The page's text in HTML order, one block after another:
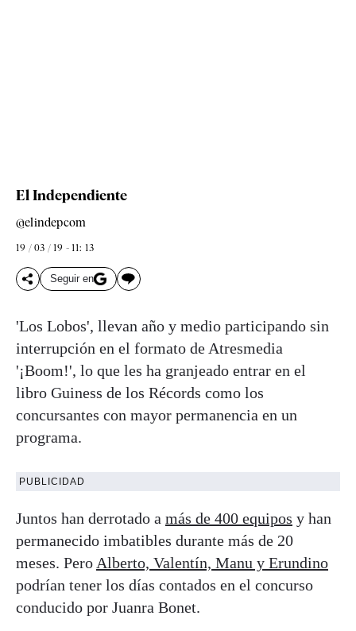
El Independiente
@elindepcom
19 / 03 / 19 - 11: 13
Seguir en
'Los Lobos', llevan año y medio participando sin
interrupción en el formato de Atresmedia
'¡Boom!', lo que les ha granjeado entrar en el
libro Guiness de los Récords como los
concursantes con mayor permanencia en un
programa.
PUBLICIDAD
Juntos han derrotado a más de 400 equipos y han
permanecido imbatibles durante más de 20
meses. Pero Alberto, Valentín, Manu y Erundino
podrían tener los días contados en el concurso
conducido por Juanra Bonet.